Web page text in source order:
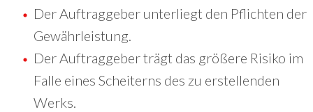
Der Auftraggeber unterliegt den Pflichten der
Gewährleistung.
Der Auftraggeber trägt das größere Risiko im
Falle eines Scheiterns des zu erstellenden
Werks.